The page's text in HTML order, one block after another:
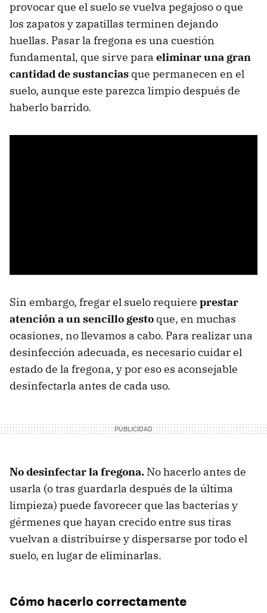
provocar que el suelo se vuelva pegajoso o que
los zapatos y zapatillas terminen dejando
huellas. Pasar la fregona es una cuestión
fundamental, que sirve para eliminar una gran
cantidad de sustancias que permanecen en el
suelo, aunque este parezca limpio después de
haberlo barrido.
Sin embargo, fregar el suelo requiere prestar
atención a un sencillo gesto que, en muchas
ocasiones, no llevamos a cabo. Para realizar una
desinfección adecuada, es necesario cuidar el
estado de la fregona, y por eso es aconsejable
desinfectarla antes de cada uso.
No desinfectar la fregona. No hacerlo antes de
usarla (o tras guardarla después de la última
limpieza) puede favorecer que las bacterias y
gérmenes que hayan crecido entre sus tiras
vuelvan a distribuirse y dispersarse por todo el
suelo, en lugar de eliminarlas.
Cómo hacerlo correctamente